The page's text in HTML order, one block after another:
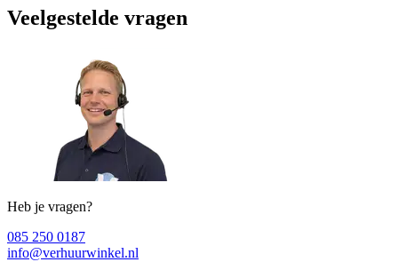
Veelgestelde vragen
Heb je vragen?
085 250 0187
info@verhuurwinkel.nl